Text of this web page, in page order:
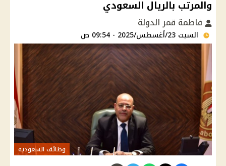
والمرتب بالريال السعودي
فاطمة قمر الدولة
السبت 23/أغسطس/2025 - 09:54 ص
وظائف السعودية